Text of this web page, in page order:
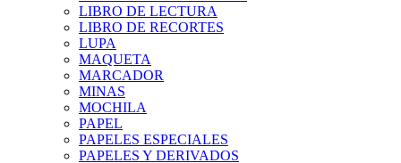
LIBRO DE LECTURA
LIBRO DE RECORTES
LUPA
MAQUETA
MARCADOR
MINAS
MOCHILA
PAPEL
PAPELES ESPECIALES
PAPELES Y DERIVADOS